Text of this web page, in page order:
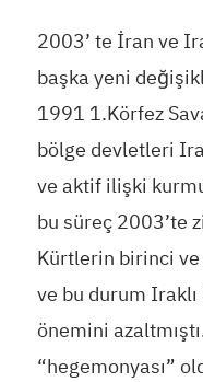
2003’ te İran ve
başka yeni
1991 1.Körfez
bölge devletleri
ve aktif ilişki
bu süreç 2003’te
Kürtlerin birinci
ve bu durum
önemini
“hegemonyası”